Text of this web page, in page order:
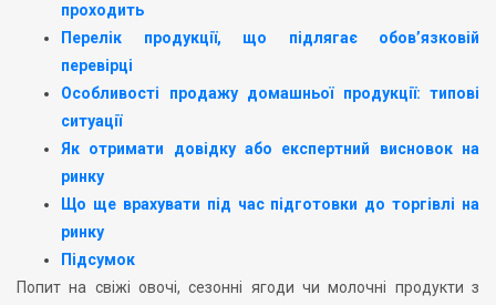
проходить
Перелік продукції, що підлягає обов’язковій
перевірці
Особливості продажу домашньої продукції: типові
ситуації
Як отримати довідку або експертний висновок на
ринку
Що ще врахувати під час підготовки до торгівлі на
ринку
Підсумок
Попит на свіжі овочі, сезонні ягоди чи молочні продукти з